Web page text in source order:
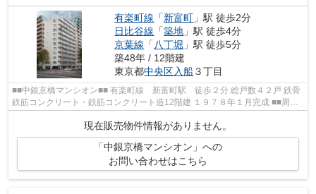
有楽町線 「新富町 」駅 徒歩2分
日比谷線 「築地 」駅 徒歩4分
京葉線 「八丁堀 」駅 徒歩5分
築48年 / 12階建
東京都中央区入船３丁目
■■中銀京橋マンシオン■■ 有楽町線 新富町駅 徒歩２分 総戸数４２戸 鉄骨
鉄筋コンクリート・鉄筋コンクリート造12階建 １９７８年１月完成 ■■周辺
現在販売物件情報がありません。
「中銀京橋マンシオン」への
お問い合わせはこちら